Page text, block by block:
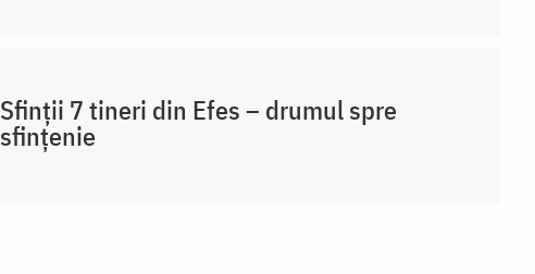
Sfinții 7 tineri din Efes – drumul spre
sfințenie